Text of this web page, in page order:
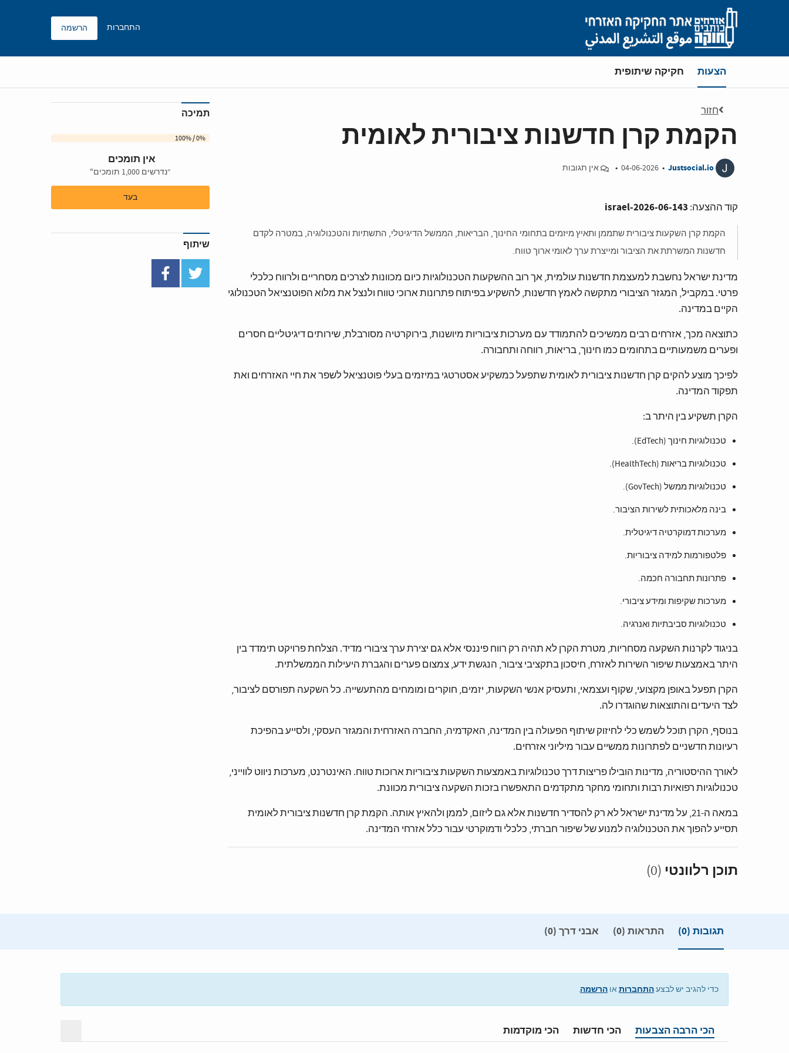
Skip to main content
התחברות הרשמה
הצעות חקיקה שיתופית
חזור
הקמת קרן חדשנות ציבורית לאומית
J
Justsocial.io
•
• אין תגובות
קוד ההצעה: israel-2026-06-143
הקמת קרן השקעות ציבורית שתממן ותאיץ מיזמים בתחומי החינוך, הבריאות, הממשל הדיגיטלי, התשתיות והטכנולוגיה, במטרה לקדם
חדשנות המשרתת את הציבור ומייצרת ערך לאומי ארוך טווח.
מדינת ישראל נחשבת למעצמת חדשנות עולמית, אך רוב ההשקעות הטכנולוגיות כיום מכוונות לצרכים מסחריים ולרווח כלכלי
פרטי. במקביל, המגזר הציבורי מתקשה לאמץ חדשנות, להשקיע בפיתוח פתרונות ארוכי טווח ולנצל את מלוא הפוטנציאל הטכנולוגי
הקיים במדינה.
כתוצאה מכך, אזרחים רבים ממשיכים להתמודד עם מערכות ציבוריות מיושנות, בירוקרטיה מסורבלת, שירותים דיגיטליים חסרים
ופערים משמעותיים בתחומים כמו חינוך, בריאות, רווחה ותחבורה.
לפיכך מוצע להקים קרן חדשנות ציבורית לאומית שתפעל כמשקיע אסטרטגי במיזמים בעלי פוטנציאל לשפר את חיי האזרחים ואת
תפקוד המדינה.
הקרן תשקיע בין היתר ב:
טכנולוגיות חינוך (EdTech).
טכנולוגיות בריאות (HealthTech).
טכנולוגיות ממשל (GovTech).
בינה מלאכותית לשירות הציבור.
מערכות דמוקרטיה דיגיטלית.
פלטפורמות למידה ציבוריות.
פתרונות תחבורה חכמה.
מערכות שקיפות ומידע ציבורי.
טכנולוגיות סביבתיות ואנרגיה.
בניגוד לקרנות השקעה מסחריות, מטרת הקרן לא תהיה רק רווח פיננסי אלא גם יצירת ערך ציבורי מדיד. הצלחת פרויקט תימדד בין
היתר באמצעות שיפור השירות לאזרח, חיסכון בתקציבי ציבור, הנגשת ידע, צמצום פערים והגברת היעילות הממשלתית.
הקרן תפעל באופן מקצועי, שקוף ועצמאי, ותעסיק אנשי השקעות, יזמים, חוקרים ומומחים מהתעשייה. כל השקעה תפורסם לציבור,
לצד היעדים והתוצאות שהוגדרו לה.
בנוסף, הקרן תוכל לשמש כלי לחיזוק שיתוף הפעולה בין המדינה, האקדמיה, החברה האזרחית והמגזר העסקי, ולסייע בהפיכת
רעיונות חדשניים לפתרונות ממשיים עבור מיליוני אזרחים.
לאורך ההיסטוריה, מדינות הובילו פריצות דרך טכנולוגיות באמצעות השקעות ציבוריות ארוכות טווח. האינטרנט, מערכות ניווט לווייני,
טכנולוגיות רפואיות רבות ותחומי מחקר מתקדמים התאפשרו בזכות השקעה ציבורית מכוונת.
במאה ה-21, על מדינת ישראל לא רק להסדיר חדשנות אלא גם ליזום, לממן ולהאיץ אותה. הקמת קרן חדשנות ציבורית לאומית
תסייע להפוך את הטכנולוגיה למנוע של שיפור חברתי, כלכלי ודמוקרטי עבור כלל אזרחי המדינה.
תוכן רלוונטי (0)
תמיכה
0% / 100%
אין תומכים
“נדרשים 1,000 תומכים"
בעד
שיתוף
תגובות (0) התראות (0) אבני דרך (0)
כדי להגיב יש לבצעהתחברותאו הרשמה.
הכי הרבה הצבעות הכי חדשות הכי מוקדמות